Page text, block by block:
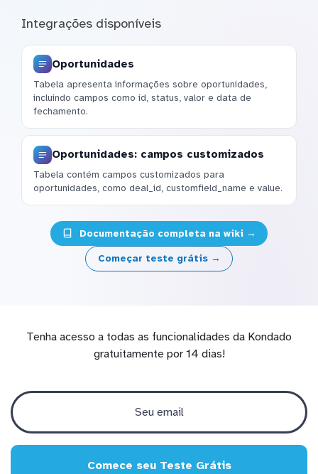
Integrações disponíveis
Oportunidades
Tabela apresenta informações sobre oportunidades,
incluindo campos como id, status, valor e data de
fechamento.
Oportunidades: campos customizados
Tabela contém campos customizados para
oportunidades, como deal_id, customfield_name e value.
Documentação completa na wiki →
Começar teste grátis →
Tenha acesso a todas as funcionalidades da Kondado
gratuitamente por 14 dias!
Comece seu Teste Grátis